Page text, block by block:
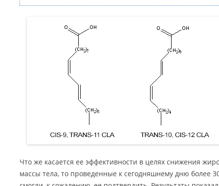
Что же касается ее эффективности в целях снижения
массы тела, то проведенные к сегодняшнему дню более